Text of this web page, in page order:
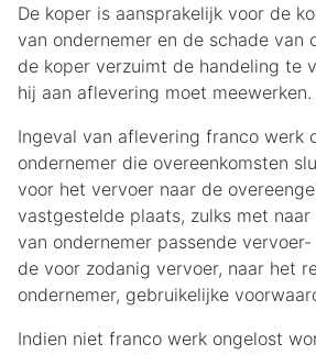
De koper is aansprakelijk voor de
van ondernemer en de schade van
de koper verzuimt de handeling te
hij aan aflevering moet meewerken.
Ingeval van aflevering franco werk
ondernemer die overeenkomsten
voor het vervoer naar de
vastgestelde plaats, zulks met
van ondernemer passende
de voor zodanig vervoer, naar het
ondernemer, gebruikelijke
Indien niet franco werk ongelost